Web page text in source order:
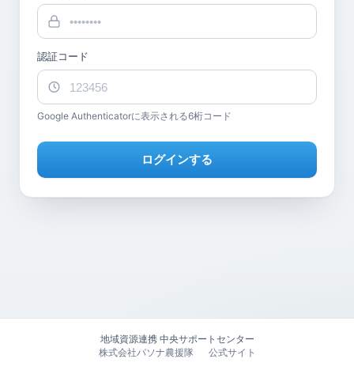
認証コード
Google Authenticatorに表示される6桁コード
ログインする
地域資源連携 中央サポートセンター
株式会社パソナ農援隊
公式サイト